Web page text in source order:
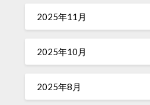
2025年11月
2025年10月
2025年8月